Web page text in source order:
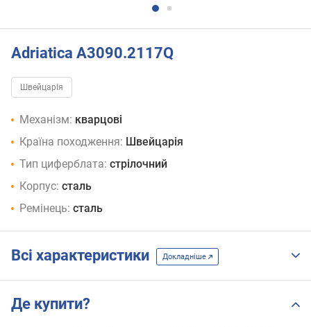
Adriatica A3090.2117Q
Швейцарія
Механізм: кварцові
Країна походження: Швейцарія
Тип циферблата: стрілочний
Корпус: сталь
Ремінець: сталь
Всі характеристики Докладніше
Де купити?